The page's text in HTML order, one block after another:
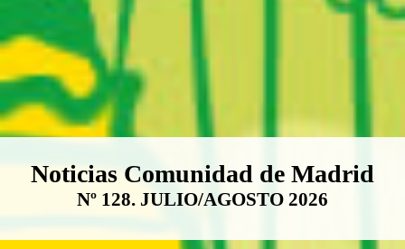
Boletín Noticias Comunidad de
Noticias Comunidad de Madrid
Nº 128. JULIO/AGOSTO 2026